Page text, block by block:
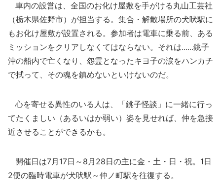
車内の設営は、全国のお化け屋敷を手がける丸山工芸社
（栃木県佐野市）が担当する。集合・解散場所の犬吠駅に
もお化け屋敷が設置される。参加者は電車に乗る前、ある
ミッションをクリアしなくてはならない。それは......銚子
沖の船内で亡くなり、怨霊となったキヨ子の涙をハンカチ
で拭って、その魂を鎮めないといけないのだ。
心を寄せる異性のいる人は、「銚子怪談」に一緒に行っ
てたくましい（あるいはか弱い）姿を見せれば、仲を急接
近させることができるかも。
開催日は7月17日～8月28日の主に金・土・日・祝。1日
2便の臨時電車が犬吠駅～仲ノ町駅を往復する。